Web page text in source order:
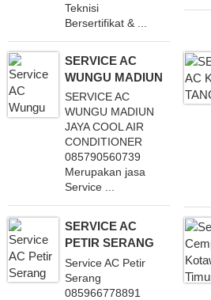
Teknisi
Bersertifikat & ...
SERVICE AC
WUNGU MADIUN
SERVICE AC
WUNGU MADIUN
JAYA COOL AIR
CONDITIONER
085790560739
Merupakan jasa
Service ...
SERVICE AC
PETIR SERANG
Service AC Petir
Serang
085966778891